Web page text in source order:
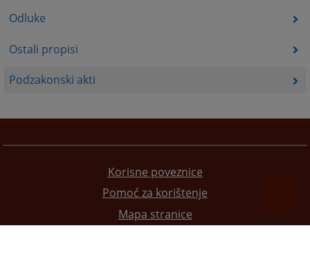
Odluke
Ostali propisi
Podzakonski akti
Korisne poveznice
Pomoć za korištenje
Mapa stranice